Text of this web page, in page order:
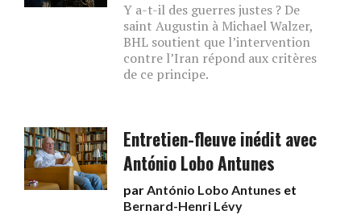
Y a-t-il des guerres justes ? De
saint Augustin à Michael Walzer,
BHL soutient que l’intervention
contre l’Iran répond aux critères
de ce principe.
Entretien-fleuve inédit avec
António Lobo Antunes
parAntónio Lobo Antunes et
Bernard-Henri Lévy